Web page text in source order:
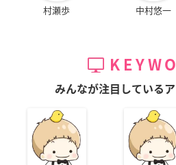
村瀬歩 中村悠一
みんなが注目している